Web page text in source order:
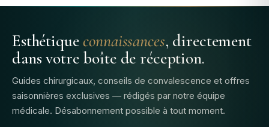
Esthétiqueconnaissances, directement
dans votre boîte de réception.
Guides chirurgicaux, conseils de convalescence et offres
saisonnières exclusives — rédigés par notre équipe
médicale. Désabonnement possible à tout moment.